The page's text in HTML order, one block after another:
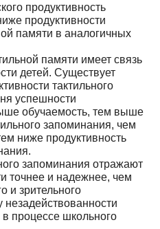
продуктивность
продуктивности
памяти в аналогичных
памяти имеет связь
детей. Существует
тактильного
успешности
обучаемость, тем выше
запоминания, чем
ниже продуктивность
запоминания отражают
точнее и надежнее, чем
и зрительного
процессе школьного